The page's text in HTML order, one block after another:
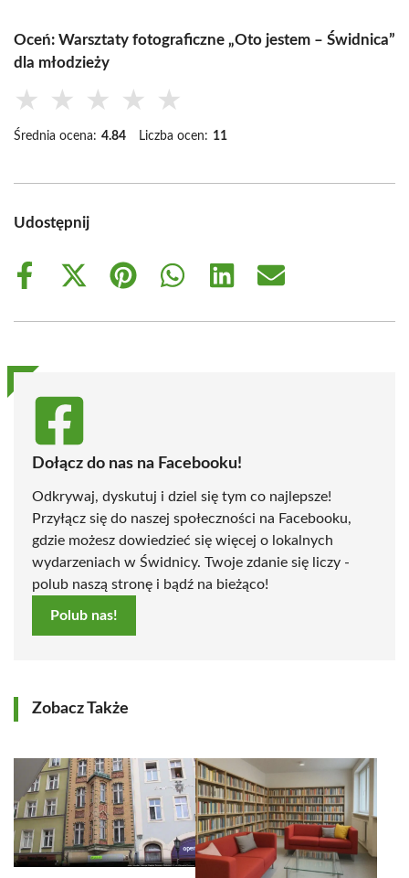
Oceń: Warsztaty fotograficzne „Oto jestem – Świdnica”
dla młodzieży
★ ★ ★ ★ ★
Średnia ocena: 4.84 Liczba ocen: 11
Udostępnij
Share
Share
(Twitter)
Share
Share
Share
Share
Dołącz do nas na Facebooku!
Odkrywaj, dyskutuj i dziel się tym co najlepsze!
Przyłącz się do naszej społeczności na Facebooku,
gdzie możesz dowiedzieć się więcej o lokalnych
wydarzeniach w Świdnicy. Twoje zdanie się liczy -
polub naszą stronę i bądź na bieżąco!
Polub nas!
Zobacz Także